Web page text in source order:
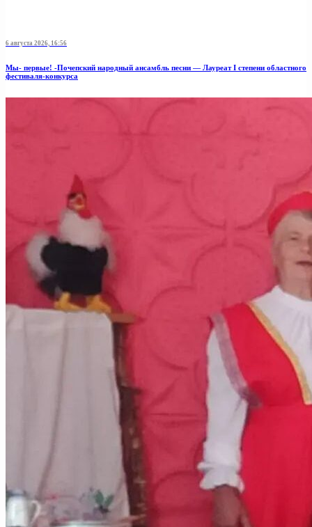
6 августа 2026, 16:56
Мы- первые! -Почепский народный ансамбль песни — Лауреат I степени областного
фестиваля-конкурса